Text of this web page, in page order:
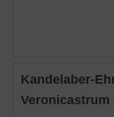
Kandelaber-